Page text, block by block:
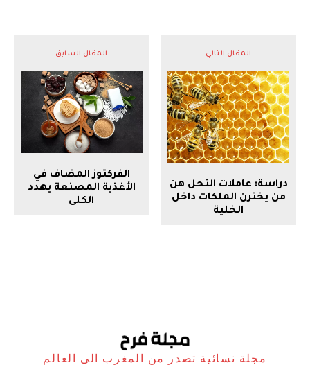
المقال السابق
الفركتوز المضاف في
الأغذية المصنعة يهدد
الكلى
المقال التالي
دراسة: عاملات النحل هن
من يخترن الملكات داخل
الخلية
مجلة نسائية تصدر من المغرب الى العالم